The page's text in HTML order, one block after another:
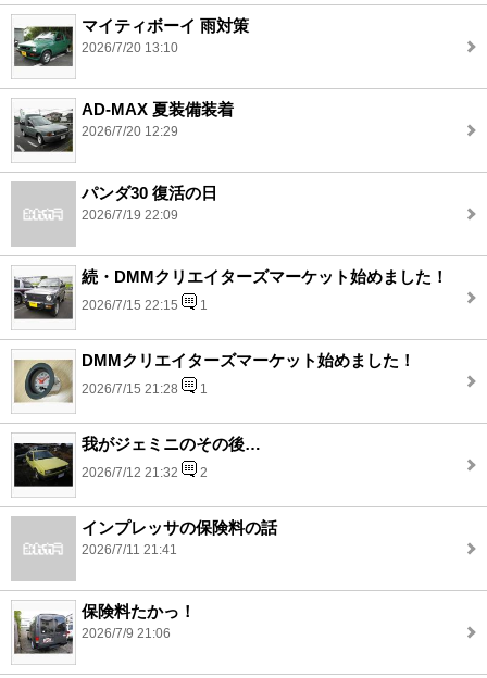
マイティボーイ 雨対策
2026/7/20 13:10
AD-MAX 夏装備装着
2026/7/20 12:29
パンダ30 復活の日
2026/7/19 22:09
続・DMMクリエイターズマーケット始めました！
2026/7/15 22:15 1
DMMクリエイターズマーケット始めました！
2026/7/15 21:28 1
我がジェミニのその後…
2026/7/12 21:32 2
インプレッサの保険料の話
2026/7/11 21:41
保険料たかっ！
2026/7/9 21:06